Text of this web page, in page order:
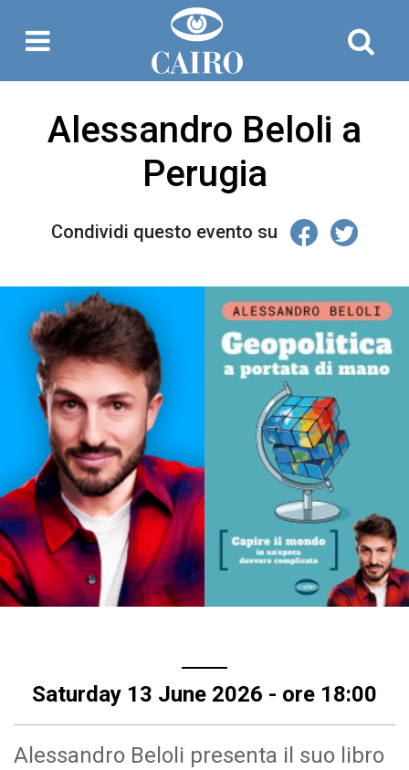
Alessandro Beloli a
Perugia
Condividi questo evento su
Saturday 13 June 2026 - ore 18:00
Alessandro Beloli presenta il suo libro